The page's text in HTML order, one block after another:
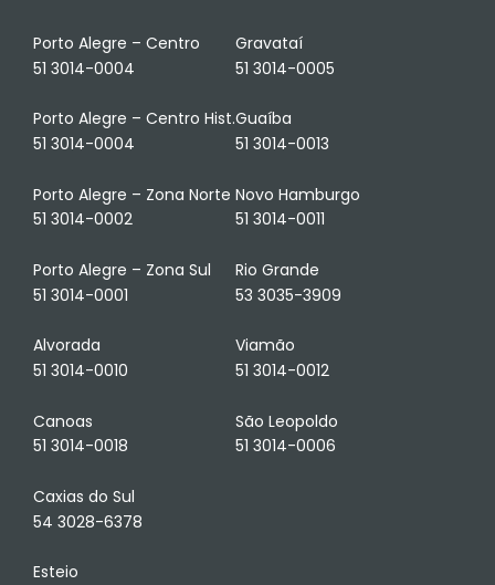
Porto Alegre – Centro
51 3014-0004
Porto Alegre – Centro Hist.
51 3014-0004
Porto Alegre – Zona Norte
51 3014-0002
Porto Alegre – Zona Sul
51 3014-0001
Alvorada
51 3014-0010
Canoas
51 3014-0018
Caxias do Sul
54 3028-6378
Esteio
Gravataí
51 3014-0005
Guaíba
51 3014-0013
Novo Hamburgo
51 3014-0011
Rio Grande
53 3035-3909
Viamão
51 3014-0012
São Leopoldo
51 3014-0006